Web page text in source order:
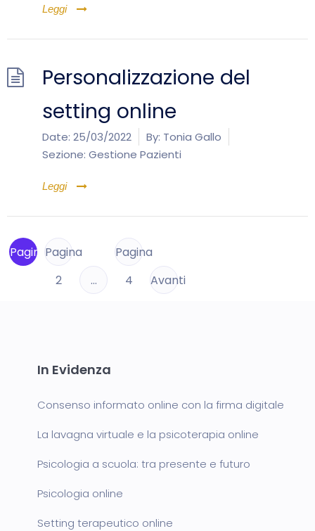
Leggi
Personalizzazione del
setting online
Date: 25/03/2022 By: Tonia Gallo
Sezione: Gestione Pazienti
Leggi
PaginaPagina
2
…
Pagina
4
Avanti
In Evidenza
Consenso informato online con la firma digitale
La lavagna virtuale e la psicoterapia online
Psicologia a scuola: tra presente e futuro
Psicologia online
Setting terapeutico online